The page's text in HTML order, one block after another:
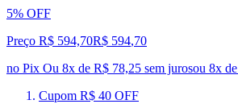
5% OFF
Preço R$ 594,70R$ 594,70
no Pix Ou 8x de R$ 78,25 sem jurosou 8x de
Cupom R$ 40 OFF